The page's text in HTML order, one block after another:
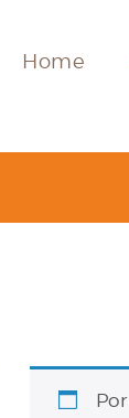
Home
HOME